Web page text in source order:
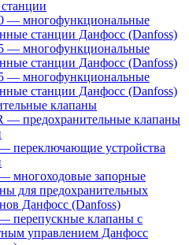
— многофункциональные
станции Данфосс (Danfoss)
— многофункциональные
станции Данфосс (Danfoss)
— многофункциональные
станции Данфосс (Danfoss)
клапаны
— предохранительные клапаны
переключающие устройства
многоходовые запорные
для предохранительных
Данфосс (Danfoss)
перепускные клапаны с
управлением Данфосс